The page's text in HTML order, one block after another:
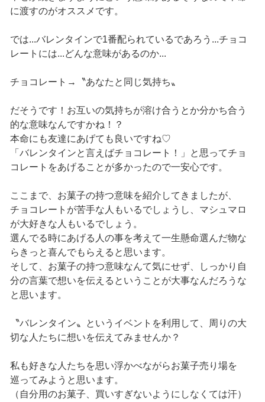
に渡すのがオススメです。
では...バレンタインで1番配られているであろう...チョコ
レートには...どんな意味があるのか...
チョコレート→〝あなたと同じ気持ち〟
だそうです！お互いの気持ちが溶け合うとか分かち合う
的な意味なんですかね！？
本命にも友達にあげても良いですね♡
「バレンタインと言えばチョコレート！」と思ってチョ
コレートをあげることが多かったので一安心です。
ここまで、お菓子の持つ意味を紹介してきましたが、
チョコレートが苦手な人もいるでしょうし、マシュマロ
が大好きな人もいるでしょう。
選んでる時にあげる人の事を考えて一生懸命選んだ物な
らきっと喜んでもらえると思います。
そして、お菓子の持つ意味なんて気にせず、しっかり自
分の言葉で想いを伝えるということが大事なんだろうな
と思います。
〝バレンタイン〟というイベントを利用して、周りの大
切な人たちに想いを伝えてみませんか？
私も好きな人たちを思い浮かべながらお菓子売り場を
巡ってみようと思います。
（自分用のお菓子、買いすぎないようにしなくては汗）